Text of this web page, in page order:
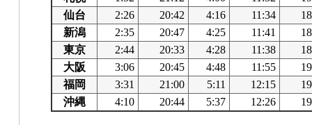
仙台
2:26 20:42 4:16 11:34
新潟
2:35 20:47 4:25 11:41
東京
2:44 20:33 4:28 11:38
大阪
3:06 20:45 4:48 11:55
福岡
3:31 21:00 5:11 12:15
沖縄
4:10 20:44 5:37 12:26